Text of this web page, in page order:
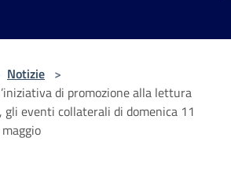
Notizie >
di promozione alla lettura
gli eventi collaterali di domenica 11